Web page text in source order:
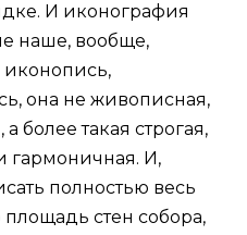
И иконография
наше, вообще,
иконопись,
она не живописная,
более такая строгая,
гармоничная. И,
полностью весь
стен собора,